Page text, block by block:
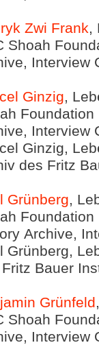
Zwi Frank,
Shoah
Interview
Ginzig,
Interview
Ginzig,
des Fritz
Grünberg,
Archive,
Grünberg,
Bauer
Grünfeld
Shoah
Interview